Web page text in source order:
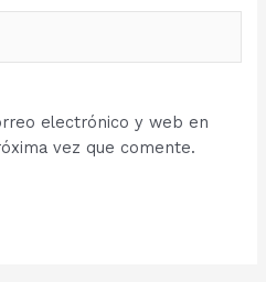
electrónico y web en
vez que comente.